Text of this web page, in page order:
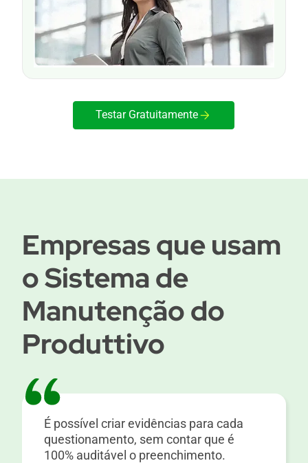
Testar Gratuitamente
Empresas que usam
o Sistema de
Manutenção do
Produttivo
É possível criar evidências para cada
questionamento, sem contar que é
100% auditável o preenchimento.